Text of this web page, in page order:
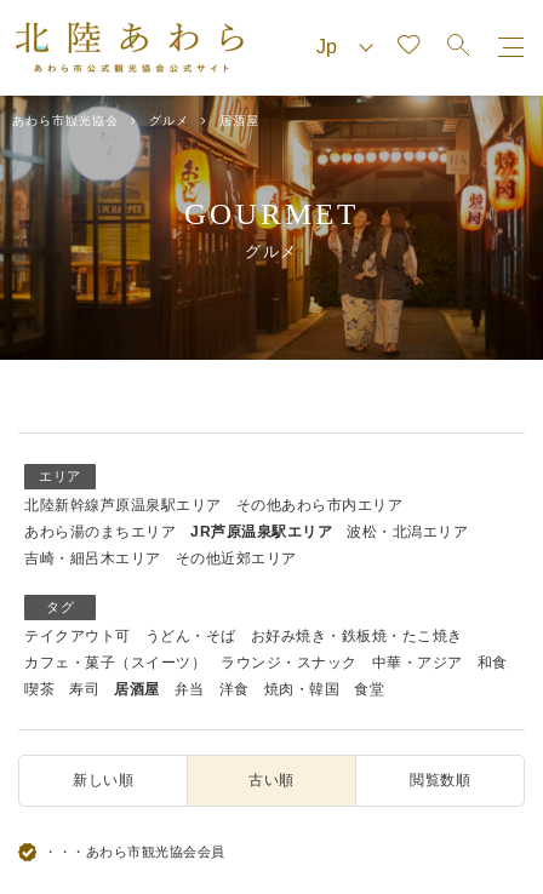
あわら市観光協会 グルメ 居酒屋
GOURMET
グルメ
エリア
北陸新幹線芦原温泉駅エリア
その他あわら市内エリア
あわら湯のまちエリア
JR芦原温泉駅エリア
波松・北潟エリア
吉崎・細呂木エリア
その他近郊エリア
タグ
テイクアウト可 うどん・そば
お好み焼き・鉄板焼・たこ焼き
カフェ・菓子（スイーツ）
ラウンジ・スナック 中華・アジア
和食
喫茶
寿司 居酒屋 弁当 洋食 焼肉・韓国 食堂
新しい順 古い順 閲覧数順
・・・あわら市観光協会会員